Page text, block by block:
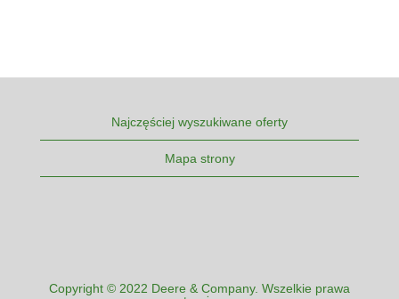
Najczęściej wyszukiwane oferty
Mapa strony
Copyright © 2022 Deere & Company. Wszelkie prawa